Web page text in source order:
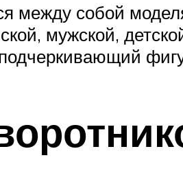
между собой
мужской,